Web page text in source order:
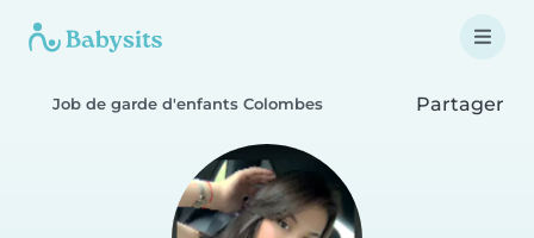
Job de garde d'enfants Colombes Partager